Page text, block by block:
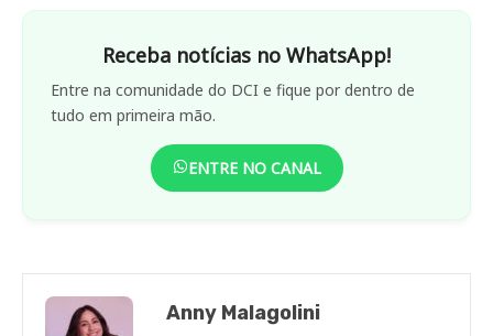
Receba notícias no WhatsApp!
Entre na comunidade do DCI e fique por dentro de
tudo em primeira mão.
ENTRE NO CANAL
Anny Malagolini